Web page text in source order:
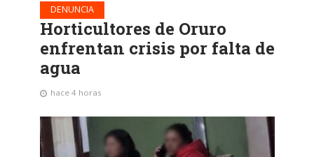
DENUNCIA
Horticultores de Oruro
enfrentan crisis por falta de
agua
hace 4 horas